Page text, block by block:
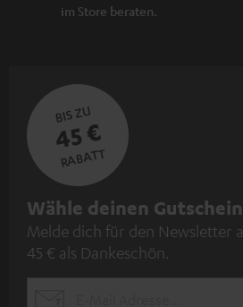
im Store beraten.
BIS ZU
45 €
RABATT
N
e
w
Wähle deinen
Melde dich für den Newsletter
45 € als Dankeschön.